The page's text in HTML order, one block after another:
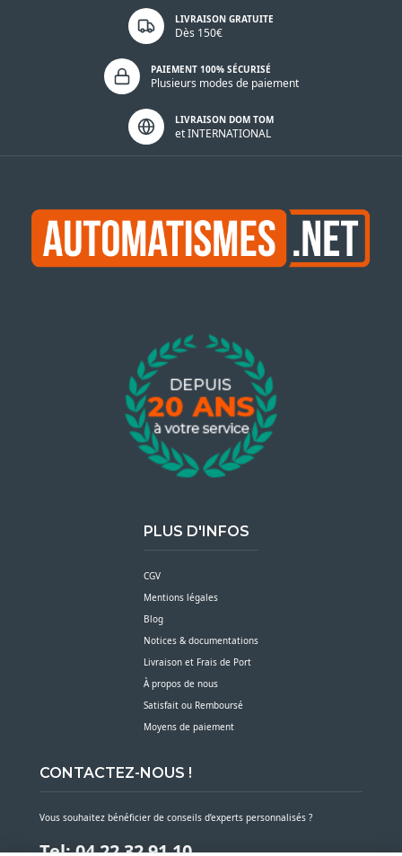
LIVRAISON GRATUITE
Dès 150€
PAIEMENT 100% SÉCURISÉ
Plusieurs modes de paiement
LIVRAISON DOM TOM
et INTERNATIONAL
PLUS D'INFOS
CGV
Mentions légales
Blog
Notices & documentations
Livraison et Frais de Port
À propos de nous
Satisfait ou Remboursé
Moyens de paiement
CONTACTEZ-NOUS !
Vous souhaitez bénéficier de conseils d’experts personnalisés ?
Tel: 04 22 32 91 10